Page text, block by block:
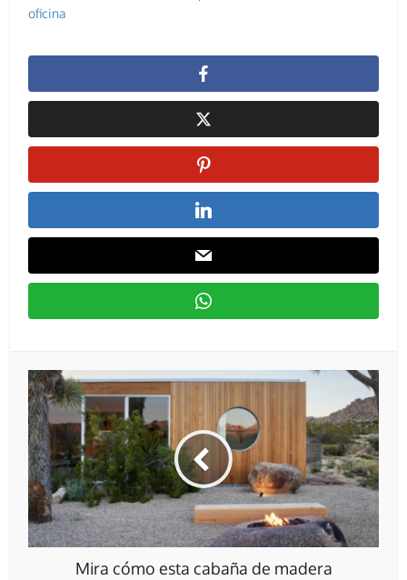
oficina
Mira cómo esta cabaña de madera